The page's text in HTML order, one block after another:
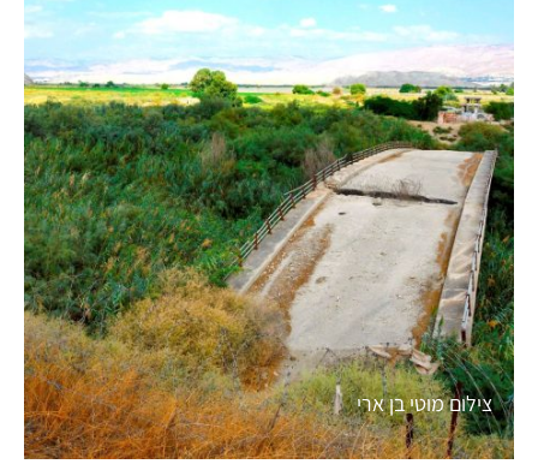
צילום מוטי בן ארי